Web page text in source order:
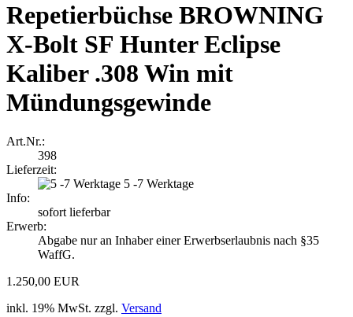
Repetierbüchse BROWNING
X-Bolt SF Hunter Eclipse
Kaliber .308 Win mit
Mündungsgewinde
Art.Nr.:
398
Lieferzeit:
5 -7 Werktage
Info:
sofort lieferbar
Erwerb:
Abgabe nur an Inhaber einer Erwerbserlaubnis nach §35
WaffG.
1.250,00 EUR
inkl. 19% MwSt. zzgl. Versand